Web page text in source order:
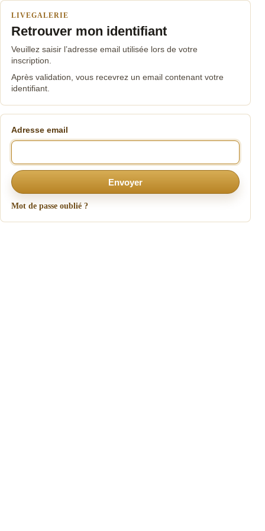
LIVEGALERIE
Retrouver mon identifiant
Veuillez saisir l’adresse email utilisée lors de votre
inscription.
Après validation, vous recevrez un email contenant votre
identifiant.
Adresse email
Envoyer
Mot de passe oublié ?